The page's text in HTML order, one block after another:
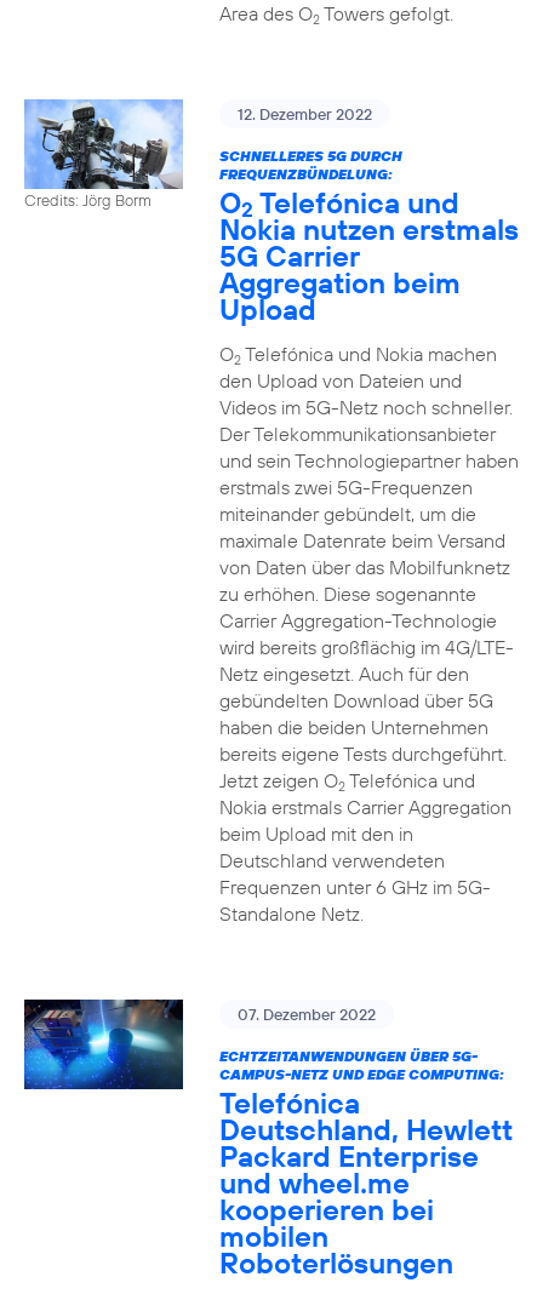
Area des O2Towers gefolgt.
Credits: Jörg Borm
12. Dezember 2022
SCHNELLERES 5G DURCH
FREQUENZBÜNDELUNG:
O2 Telefónica und
Nokia nutzen erstmals
5G Carrier
Aggregation beim
Upload
O2Telefónica und Nokia machen
den Upload von Dateien und
Videos im 5G-Netz noch schneller.
Der Telekommunikationsanbieter
und sein Technologiepartner haben
erstmals zwei 5G-Frequenzen
miteinander gebündelt, um die
maximale Datenrate beim Versand
von Daten über das Mobilfunknetz
zu erhöhen. Diese sogenannte
Carrier Aggregation-Technologie
wird bereits großflächig im 4G/LTE-
Netz eingesetzt. Auch für den
gebündelten Download über 5G
haben die beiden Unternehmen
bereits eigene Tests durchgeführt.
Jetzt zeigen O2Telefónica und
Nokia erstmals Carrier Aggregation
beim Upload mit den in
Deutschland verwendeten
Frequenzen unter 6 GHz im 5G-
Standalone Netz.
07. Dezember 2022
ECHTZEITANWENDUNGEN ÜBER 5G-
CAMPUS-NETZ UND EDGE COMPUTING:
Telefónica
Deutschland, Hewlett
Packard Enterprise
und wheel.me
kooperieren bei
mobilen
Roboterlösungen